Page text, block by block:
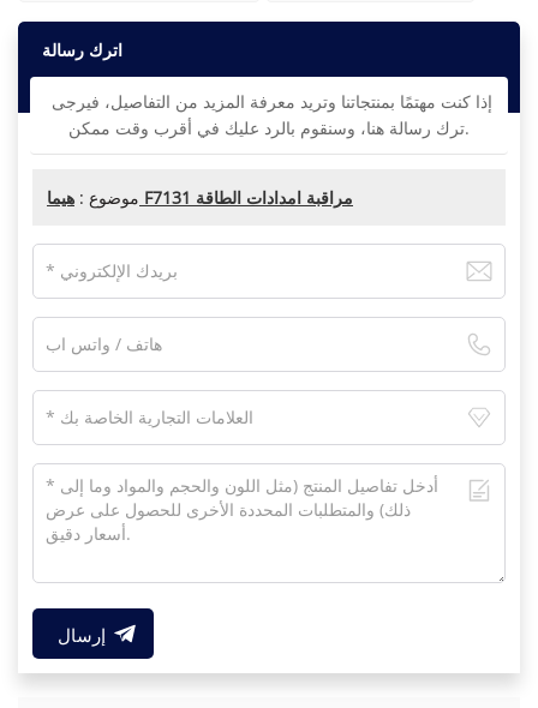
اترك رسالة
ترك رسالة هنا، وسنقوم بالرد عليك في أقرب وقت ممكن.
موضوع : هيما F7131 مراقبة امدادات الطاقة
إرسال